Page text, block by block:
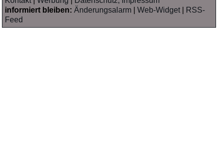
informiert bleiben: Änderungsalarm |Web-Widget|
RSS-
Feed